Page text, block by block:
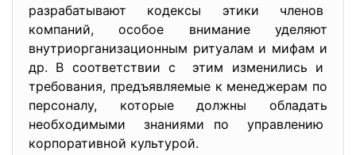
разрабатывают кодексы этики членов
компаний, особое внимание уделяют
внутриорганизационным ритуалам и мифам и
др. В соответствии с этим изменились и
требования, предъявляемые к менеджерам по
персоналу, которые должны обладать
необходимыми знаниями по управлению
корпоративной культурой.